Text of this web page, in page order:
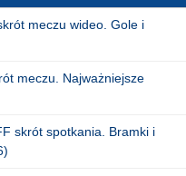
meczu wideo. Gole i
meczu. Najważniejsze
skrót spotkania. Bramki i